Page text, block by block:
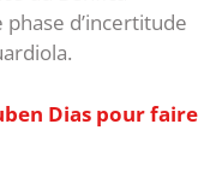
d’incertitude
Dias pour faire